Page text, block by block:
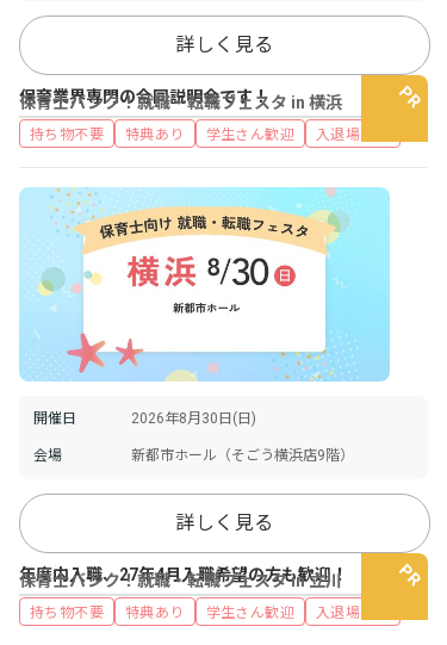
詳しく見る
保育士バンク！就職・転職フェスタ in 横浜
保育業界専門の合同説明会です！
持ち物不要 特典あり 学生さん歓迎 入退場自由
開催日 2026年8月30日(日)
会場 新都市ホール（そごう横浜店9階）
詳しく見る
保育士バンク！就職・転職フェスタ in 立川
年度内入職、27年4月入職希望の方も歓迎！
持ち物不要 特典あり 学生さん歓迎 入退場自由